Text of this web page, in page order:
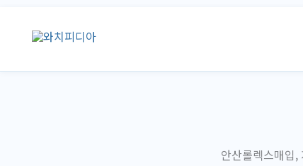
로
안산롤렉스매입,